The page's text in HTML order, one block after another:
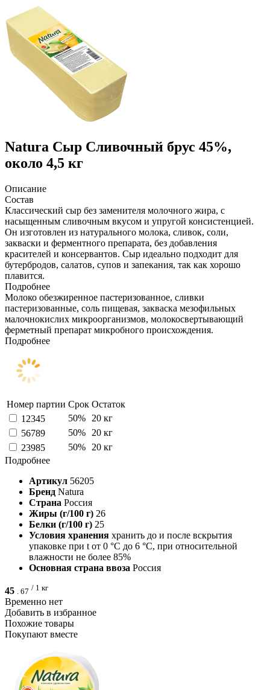
Natura Сыр Сливочный брус 45%,
около 4,5 кг
Описание
Состав
Классический сыр без заменителя молочного жира, с
насыщенным сливочным вкусом и упругой консистенцией.
Он изготовлен из натурального молока, сливок, соли,
закваски и ферментного препарата, без добавления
красителей и консервантов. Сыр идеально подходит для
бутербродов, салатов, супов и запекания, так как хорошо
плавится.
Подробнее
Молоко обезжиренное пастеризованное, сливки
пастеризованные, соль пищевая, закваска мезофильных
малочнокислих микроорганизмов, молокосвертывающий
ферметный препарат микробного происхождения.
Подробнее
Номер партии Срок Остаток
12345
50%
20 кг
56789
50%
20 кг
23985
50%
20 кг
Подробнее
Артикул 56205
Бренд Natura
Страна Россия
Жиры (г/100 г) 26
Белки (г/100 г) 25
Условия хранения хранить до и после вскрытия
упаковке при t от 0 °С до 6 °С, при относительной
влажности не более 85%
Основная страна ввоза Россия
45 . 67 / 1 кг
Временно нет
Добавить в избранное
Похожие товары
Покупают вместе